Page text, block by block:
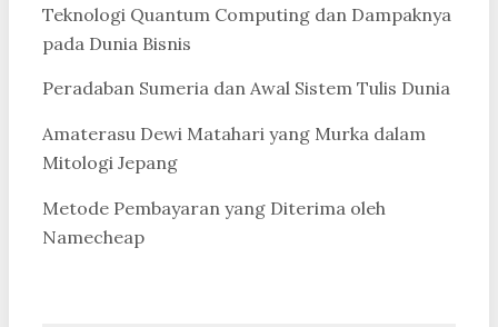
Teknologi Quantum Computing dan Dampaknya
pada Dunia Bisnis
Peradaban Sumeria dan Awal Sistem Tulis Dunia
Amaterasu Dewi Matahari yang Murka dalam
Mitologi Jepang
Metode Pembayaran yang Diterima oleh
Namecheap